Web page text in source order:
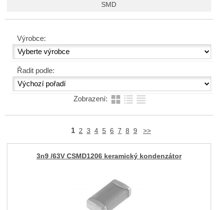
SMD
Výrobce:
Řadit podle:
Zobrazení:
1 2 3 4 5 6 7 8 9 >>
3n9 /63V CSMD1206 keramický kondenzátor